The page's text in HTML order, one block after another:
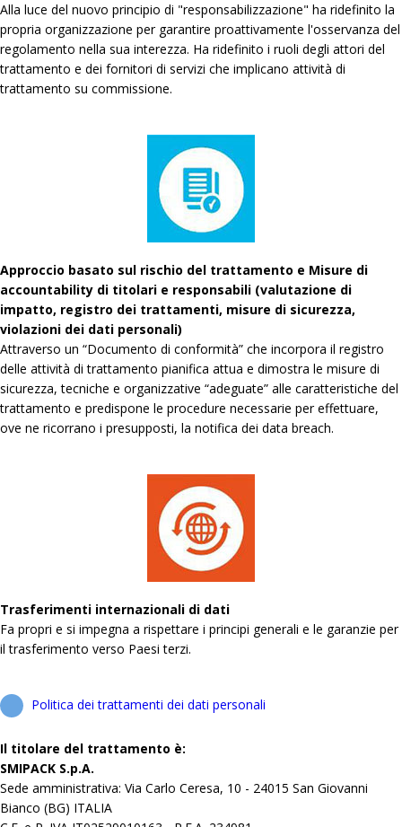
Alla luce del nuovo principio di "responsabilizzazione" ha ridefinito la
propria organizzazione per garantire proattivamente l'osservanza del
regolamento nella sua interezza. Ha ridefinito i ruoli degli attori del
trattamento e dei fornitori di servizi che implicano attività di
trattamento su commissione.
Approccio basato sul rischio del trattamento e Misure di
accountability di titolari e responsabili (valutazione di
impatto, registro dei trattamenti, misure di sicurezza,
violazioni dei dati personali)
Attraverso un “Documento di conformità” che incorpora il registro
delle attività di trattamento pianifica attua e dimostra le misure di
sicurezza, tecniche e organizzative “adeguate” alle caratteristiche del
trattamento e predispone le procedure necessarie per effettuare,
ove ne ricorrano i presupposti, la notifica dei data breach.
Trasferimenti internazionali di dati
Fa propri e si impegna a rispettare i principi generali e le garanzie per
il trasferimento verso Paesi terzi.
Politica dei trattamenti dei dati personali
Il titolare del trattamento è:
SMIPACK S.p.A.
Sede amministrativa: Via Carlo Ceresa, 10 - 24015 San Giovanni
Bianco (BG) ITALIA